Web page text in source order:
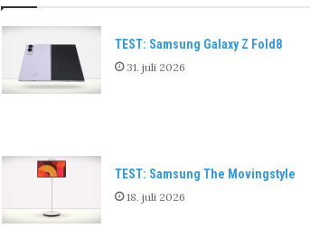
TEST: Samsung Galaxy Z Fold8
31. juli 2026
TEST: Samsung The Movingstyle
18. juli 2026